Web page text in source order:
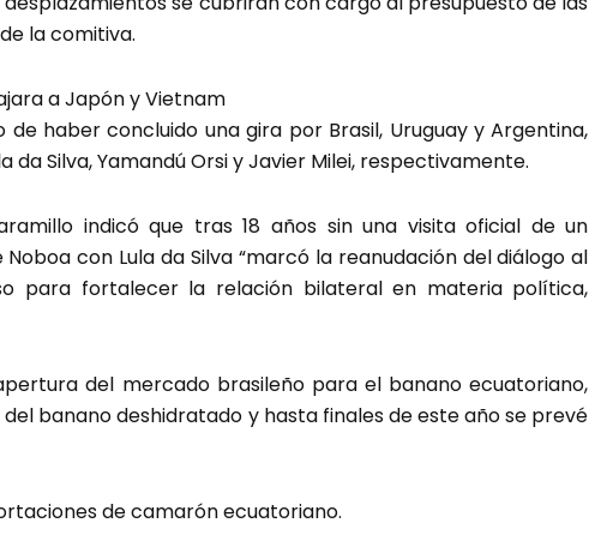
la comitiva.
a Japón y Vietnam
haber concluido una gira por Brasil, Uruguay y Argentina,
da Silva, Yamandú Orsi y Javier Milei, respectivamente.
indicó que tras 18 años sin una visita oficial de un
con Lula da Silva “marcó la reanudación del diálogo al
para fortalecer la relación bilateral en materia política,
del mercado brasileño para el banano ecuatoriano,
banano deshidratado y hasta finales de este año se prevé
de camarón ecuatoriano.